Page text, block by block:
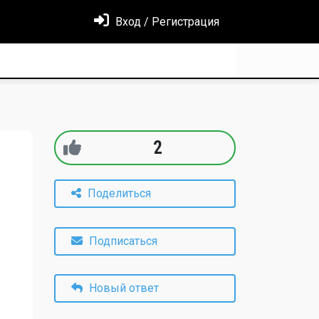
Вход / Регистрация
2
Поделиться
Подписаться
Новый ответ